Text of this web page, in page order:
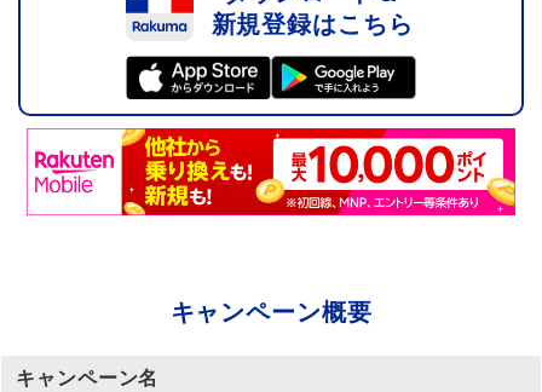
新規登録はこちら
キャンペーン概要
キャンペーン名